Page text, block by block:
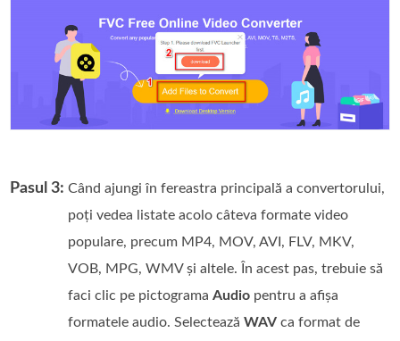
Pasul 3: Când ajungi în fereastra principală a convertorului,
poți vedea listate acolo câteva formate video
populare, precum MP4, MOV, AVI, FLV, MKV,
VOB, MPG, WMV și altele. În acest pas, trebuie să
faci clic pe pictogramaAudio pentru a afișa
formatele audio. SelecteazăWAV ca format de